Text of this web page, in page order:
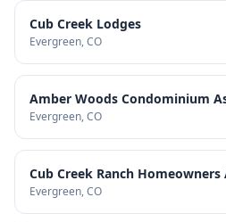
Cub Creek Lodges
Evergreen, CO
Amber Woods Condominium
Evergreen, CO
Cub Creek Ranch
Evergreen, CO